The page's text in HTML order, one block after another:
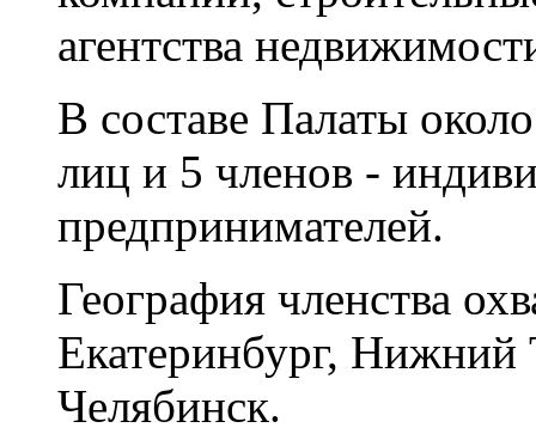
агентства
В составе Палаты
лиц и 5 членов -
предпринимателей.
География членства
Екатеринбург, Нижний
Челябинск.